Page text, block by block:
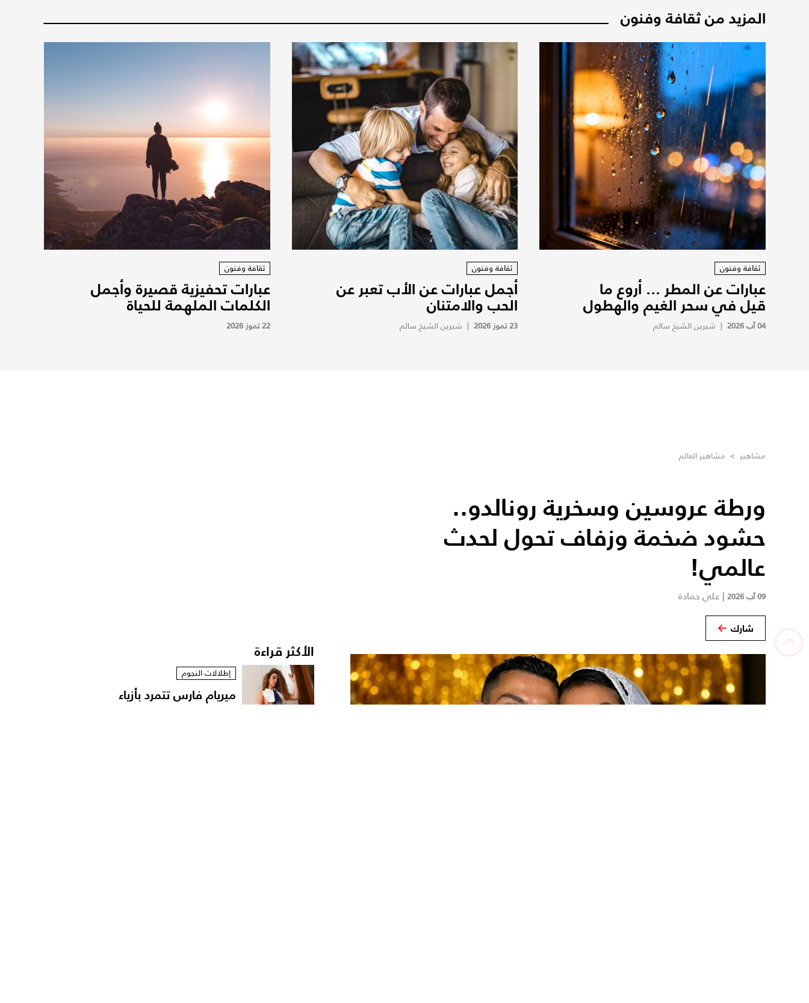
المزيد من ثقافة وفنون
ثقافة وفنون
عبارات عن المطر ... أروع ما
قيل في سحر الغيم والهطول
04 آب 2026 | شيرين الشيخ سالم
ثقافة وفنون
أجمل عبارات عن الأب تعبر عن
الحب والامتنان
23 تموز 2026 | شيرين الشيخ سالم
ثقافة وفنون
عبارات تحفيزية قصيرة وأجمل
الكلمات الملهمة للحياة
22 تموز 2026
مشاهير > مشاهير العالم
ورطة عروسين وسخرية رونالدو..
حشود ضخمة وزفاف تحول لحدث
عالمي!
09 آب 2026 | علي حمادة
شارك
الأكثر قراءة
إطلالات النجوم
ميريام فارس تتمرد بأزياء
مستوحاة من الخزانة...